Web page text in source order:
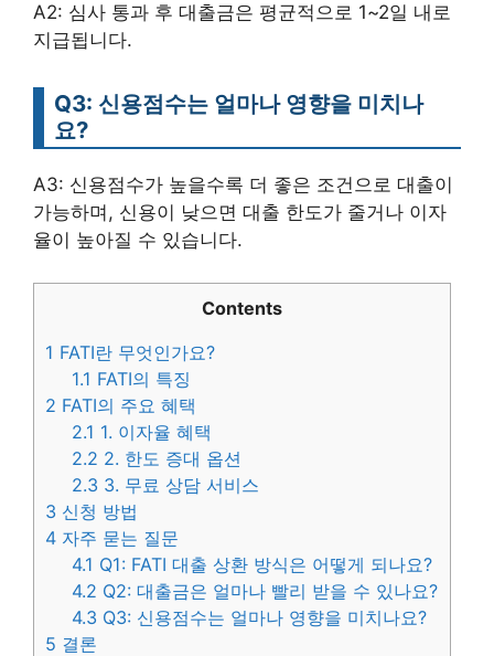
A2: 심사 통과 후 대출금은 평균적으로 1~2일 내로
지급됩니다.
Q3: 신용점수는 얼마나 영향을 미치나
요?
A3: 신용점수가 높을수록 더 좋은 조건으로 대출이
가능하며, 신용이 낮으면 대출 한도가 줄거나 이자
율이 높아질 수 있습니다.
Contents
1 FATI란 무엇인가요?
1.1 FATI의 특징
2 FATI의 주요 혜택
2.1 1. 이자율 혜택
2.2 2. 한도 증대 옵션
2.3 3. 무료 상담 서비스
3 신청 방법
4 자주 묻는 질문
4.1 Q1: FATI 대출 상환 방식은 어떻게 되나요?
4.2 Q2: 대출금은 얼마나 빨리 받을 수 있나요?
4.3 Q3: 신용점수는 얼마나 영향을 미치나요?
5 결론